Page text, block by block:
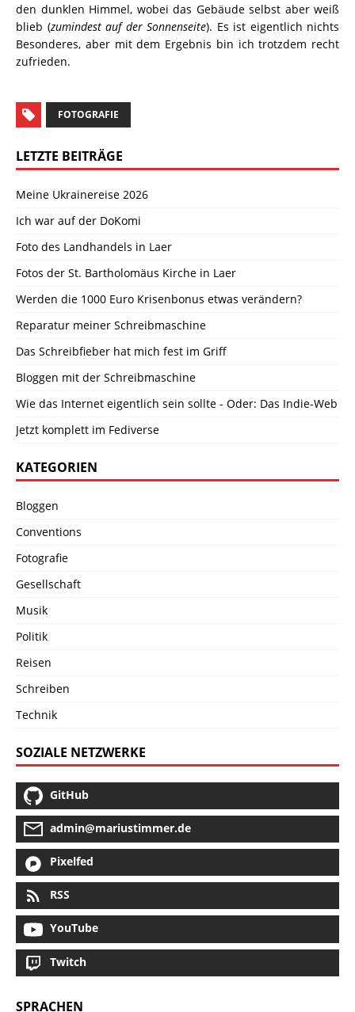
den dunklen Himmel, wobei das Gebäude selbst aber weiß
blieb (zumindest auf der Sonnenseite). Es ist eigentlich nichts
Besonderes, aber mit dem Ergebnis bin ich trotzdem recht
zufrieden.
FOTOGRAFIE
LETZTE BEITRÄGE
Meine Ukrainereise 2026
Ich war auf der DoKomi
Foto des Landhandels in Laer
Fotos der St. Bartholomäus Kirche in Laer
Werden die 1000 Euro Krisenbonus etwas verändern?
Reparatur meiner Schreibmaschine
Das Schreibfieber hat mich fest im Griff
Bloggen mit der Schreibmaschine
Wie das Internet eigentlich sein sollte - Oder: Das Indie-Web
Jetzt komplett im Fediverse
KATEGORIEN
Bloggen
Conventions
Fotografie
Gesellschaft
Musik
Politik
Reisen
Schreiben
Technik
SOZIALE NETZWERKE
GitHub
admin@mariustimmer.de
Pixelfed
RSS
YouTube
Twitch
SPRACHEN